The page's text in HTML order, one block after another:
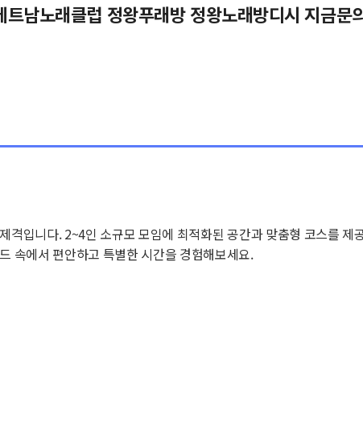
노래클럽 정왕푸래방 정왕노래방디시 지금문
격입니다. 2~4인 소규모 모임에 최적화된 공간과 맞춤형 코스를
속에서 편안하고 특별한 시간을 경험해보세요.